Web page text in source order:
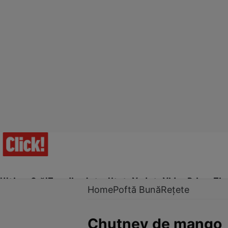
Ultima Oră!Trending Actualitate Vedete Video Prime Time
HomePoftă BunăRețete
Chutney de mango